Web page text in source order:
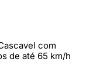
com
de até 65 km/h